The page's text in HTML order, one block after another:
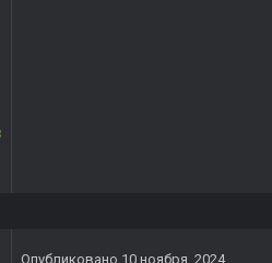
Опубликовано 10 ноября, 2024